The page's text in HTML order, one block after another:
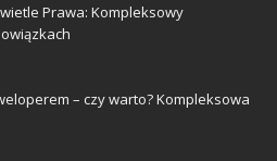
Prawa: Kompleksowy
– czy warto? Kompleksowa